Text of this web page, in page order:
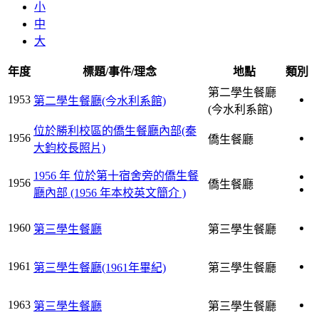
小
中
大
年度 標題/事件/理念 地點 類別
1953 第二學生餐廳(今水利系館)
第二學生餐廳
(今水利系館)
1956
位於勝利校區的僑生餐廳內部(秦
大鈞校長照片)
僑生餐廳
1956
1956 年 位於第十宿舍旁的僑生餐
廳內部 (1956 年本校英文簡介 )
僑生餐廳
1960 第三學生餐廳 第三學生餐廳
1961 第三學生餐廳(1961年畢紀) 第三學生餐廳
1963 第三學生餐廳 第三學生餐廳